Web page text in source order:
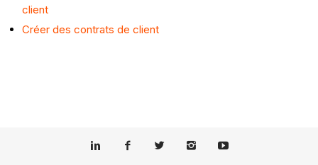
client
Créer des contrats de client